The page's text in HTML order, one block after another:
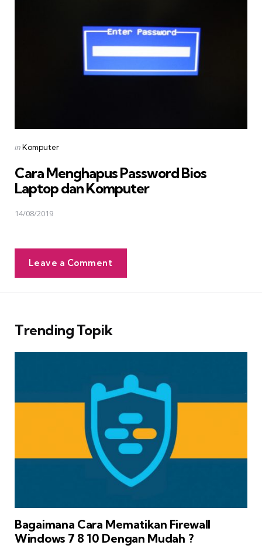
Posted
inKomputer
Cara Menghapus Password Bios
Laptop dan Komputer
14/08/2019
Leave a Comment
Trending Topik
Bagaimana Cara Mematikan Firewall
Windows 7 8 10 Dengan Mudah ?